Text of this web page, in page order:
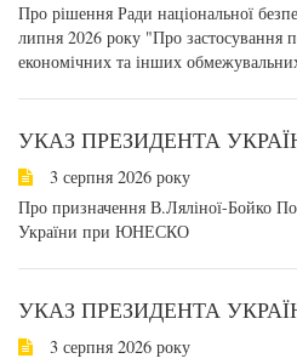
Про рішення Ради національної
липня 2026 року "Про застосування
економічних та інших
УКАЗ ПРЕЗИДЕНТА
3 серпня 2026 року
Про призначення В.Ляліної-Бойко
України при ЮНЕСКО
УКАЗ ПРЕЗИДЕНТА
3 серпня 2026 року